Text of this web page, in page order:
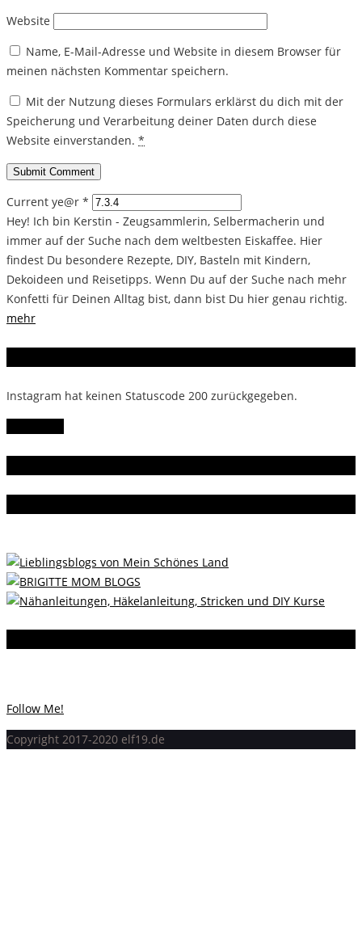
Website
Name, E-Mail-Adresse und Website in diesem Browser für
meinen nächsten Kommentar speichern.
Mit der Nutzung dieses Formulars erklärst du dich mit der
Speicherung und Verarbeitung deiner Daten durch diese
Website einverstanden. *
Current ye@r *
Hey! Ich bin Kerstin - Zeugsammlerin, Selbermacherin und
immer auf der Suche nach dem weltbesten Eiskaffee. Hier
findest Du besondere Rezepte, DIY, Basteln mit Kindern,
Dekoideen und Reisetipps. Wenn Du auf der Suche nach mehr
Konfetti für Deinen Alltag bist, dann bist Du hier genau richtig.
mehr
Instagram hat keinen Statuscode 200 zurückgegeben.
Follow Me!
Copyright 2017-2020 elf19.de